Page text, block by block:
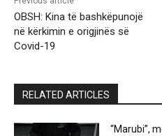
OBSH: Kina të bashkëpunojë
në kërkimin e origjinës së
Covid-19
RELATED ARTICLES
“Marubi”,